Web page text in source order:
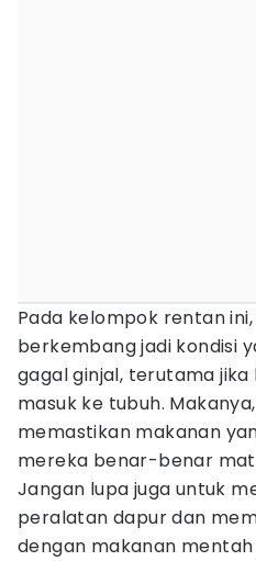
Pada kelompok rentan
berkembang jadi kondisi
gagal ginjal, terutama jika
masuk ke tubuh.
memastikan makanan
mereka benar-benar
Jangan lupa juga untuk
peralatan dapur dan
dengan makanan